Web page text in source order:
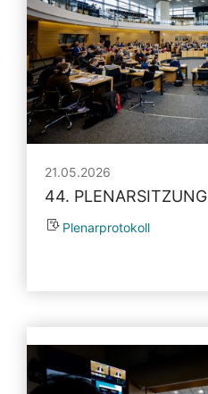
21.05.2026
44. PLENARSITZUNG
Plenarprotokoll